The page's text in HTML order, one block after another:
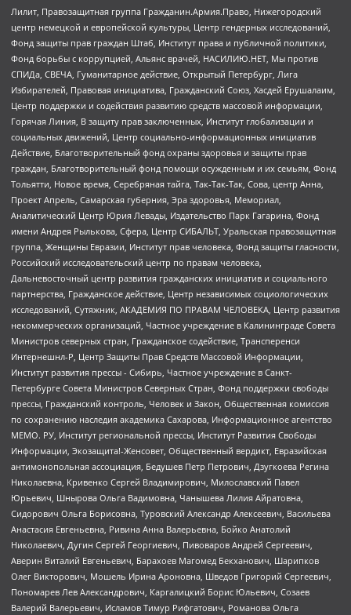
Лилит, Правозащитная группа Гражданин.Армия.Право, Нижегородский
центр немецкой и европейской культуры, Центр гендерных исследований,
Фонд защиты прав граждан Штаб, Институт права и публичной политики,
Фонд борьбы с коррупцией, Альянс врачей, НАСИЛИЮ.НЕТ, Мы против
СПИДа, СВЕЧА, Гуманитарное действие, Открытый Петербург, Лига
Избирателей, Правовая инициатива, Гражданский Союз, Хасдей Ерушалаим,
Центр поддержки и содействия развитию средств массовой информации,
Горячая Линия, В защиту прав заключенных, Институт глобализации и
социальных движений, Центр социально-информационных инициатив
Действие, Благотворительный фонд охраны здоровья и защиты прав
граждан, Благотворительный фонд помощи осужденным и их семьям, Фонд
Тольятти, Новое время, Серебряная тайга, Так-Так-Так, Сова, центр Анна,
Проект Апрель, Самарская губерния, Эра здоровья, Мемориал,
Аналитический Центр Юрия Левады, Издательство Парк Гагарина, Фонд
имени Андрея Рылькова, Сфера, Центр СИБАЛЬТ, Уральская правозащитная
группа, Женщины Евразии, Институт прав человека, Фонд защиты гласности,
Российский исследовательский центр по правам человека,
Дальневосточный центр развития гражданских инициатив и социального
партнерства, Гражданское действие, Центр независимых социологических
исследований, Сутяжник, АКАДЕМИЯ ПО ПРАВАМ ЧЕЛОВЕКА, Центр развития
некоммерческих организаций, Частное учреждение в Калининграде Совета
Министров северных стран, Гражданское содействие, Трансперенси
Интернешнл-Р, Центр Защиты Прав Средств Массовой Информации,
Институт развития прессы - Сибирь, Частное учреждение в Санкт-
Петербурге Совета Министров Северных Стран, Фонд поддержки свободы
прессы, Гражданский контроль, Человек и Закон, Общественная комиссия
по сохранению наследия академика Сахарова, Информационное агентство
МЕМО. РУ, Институт региональной прессы, Институт Развития Свободы
Информации, Экозащита!-Женсовет, Общественный вердикт, Евразийская
антимонопольная ассоциация, Бедушев Петр Петрович, Дзугкоева Регина
Николаевна, Кривенко Сергей Владимирович, Милославский Павел
Юрьевич, Шнырова Ольга Вадимовна, Чанышева Лилия Айратовна,
Сидорович Ольга Борисовна, Туровский Александр Алексеевич, Васильева
Анастасия Евгеньевна, Ривина Анна Валерьевна, Бойко Анатолий
Николаевич, Дугин Сергей Георгиевич, Пивоваров Андрей Сергеевич,
Аверин Виталий Евгеньевич, Барахоев Магомед Бекханович, Шарипков
Олег Викторович, Мошель Ирина Ароновна, Шведов Григорий Сергеевич,
Пономарев Лев Александрович, Каргалицкий Борис Юльевич, Созаев
Валерий Валерьевич, Исламов Тимур Рифгатович, Романова Ольга